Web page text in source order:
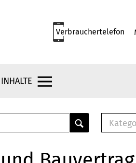
Verbrauchertelefon